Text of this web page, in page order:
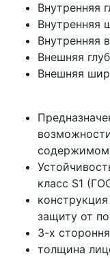
Внутренняя
Внутренняя
Внутренняя
Внешняя
Внешняя
класс S1
защиту от
3-х
толщина